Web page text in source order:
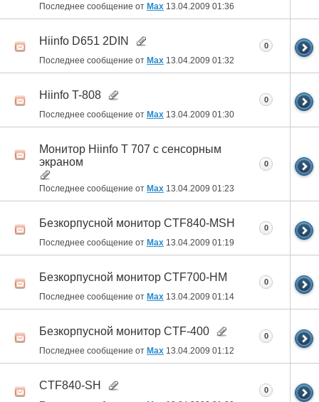
Последнее сообщение от Max 13.04.2009 01:36
Hiinfo D651 2DIN
Последнее сообщение от Max 13.04.2009 01:32
0
Hiinfo T-808
Последнее сообщение от Max 13.04.2009 01:30
0
Монитор Hiinfo T 707 с сенсорным
экраном
Последнее сообщение от Max 13.04.2009 01:23
0
Безкорпусной монитор CTF840-MSH
Последнее сообщение от Max 13.04.2009 01:19
0
Безкорпусной монитор CTF700-HM
Последнее сообщение от Max 13.04.2009 01:14
0
Безкорпусной монитор CTF-400
Последнее сообщение от Max 13.04.2009 01:12
0
CTF840-SH 0